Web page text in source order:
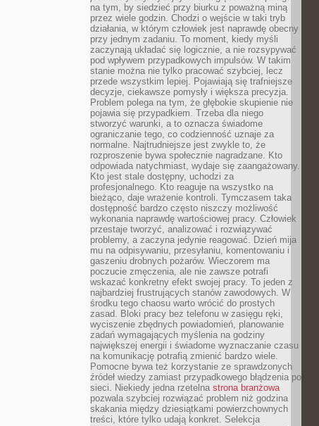
na tym, by siedzieć przy biurku z poważną miną
przez wiele godzin. Chodzi o wejście w taki tryb
działania, w którym człowiek jest naprawdę obecny
przy jednym zadaniu. To moment, kiedy myśli
zaczynają układać się logicznie, a nie rozsypywać
pod wpływem przypadkowych impulsów. W takim
stanie można nie tylko pracować szybciej, lecz
przede wszystkim lepiej. Pojawiają się trafniejsze
decyzje, ciekawsze pomysły i większa precyzja.
Problem polega na tym, że głębokie skupienie nie
pojawia się przypadkiem. Trzeba dla niego
stworzyć warunki, a to oznacza świadome
ograniczanie tego, co codzienność uznaje za
normalne. Najtrudniejsze jest zwykle to, że
rozproszenie bywa społecznie nagradzane. Kto
odpowiada natychmiast, wydaje się zaangażowany.
Kto jest stale dostępny, uchodzi za
profesjonalnego. Kto reaguje na wszystko na
bieżąco, daje wrażenie kontroli. Tymczasem taka
dostępność bardzo często niszczy możliwość
wykonania naprawdę wartościowej pracy. Człowiek
przestaje tworzyć, analizować i rozwiązywać
problemy, a zaczyna jedynie reagować. Dzień mija
mu na odpisywaniu, przesyłaniu, komentowaniu i
gaszeniu drobnych pożarów. Wieczorem ma
poczucie zmęczenia, ale nie zawsze potrafi
wskazać konkretny efekt swojej pracy. To jeden z
najbardziej frustrujących stanów zawodowych. W
środku tego chaosu warto wrócić do prostych
zasad. Bloki pracy bez telefonu w zasięgu ręki,
wyciszenie zbędnych powiadomień, planowanie
zadań wymagających myślenia na godziny
największej energii i świadome wyznaczanie czasu
na komunikację potrafią zmienić bardzo wiele.
Pomocne bywa też korzystanie ze sprawdzonych
źródeł wiedzy zamiast przypadkowego błądzenia po
sieci. Niekiedy jedna rzetelna strona branżowa
pozwala szybciej rozwiązać problem niż godzina
skakania między dziesiątkami powierzchownych
treści, które tylko udają konkret. Selekcja